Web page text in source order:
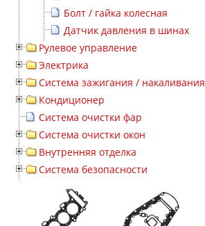
Болт / гайка колесная
Датчик давления в шинах
Рулевое управление
Электрика
Система зажигания / накаливания
Кондиционер
Система очистки фар
Система очистки окон
Внутренняя отделка
Система безопасности